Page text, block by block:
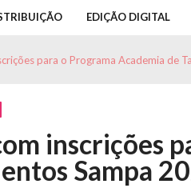
EDIÇÃO DIGITAL
para o Programa Academia de
inscrições
Sampa